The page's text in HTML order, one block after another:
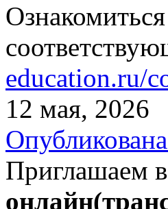
education.ru/
12 мая, 2026
Приглашаем